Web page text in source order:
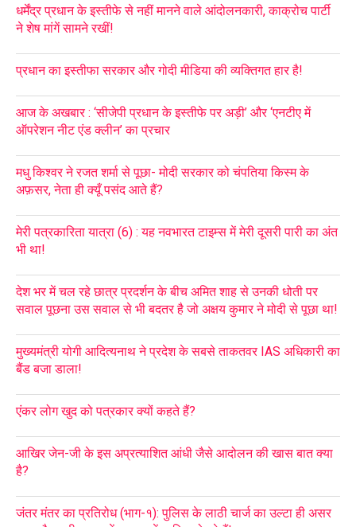
धर्मेंद्र प्रधान के इस्तीफे से नहीं मानने वाले आंदोलनकारी, काक्रोच पार्टी
ने शेष मांगें सामने रखीं!
प्रधान का इस्तीफा सरकार और गोदी मीडिया की व्यक्तिगत हार है!
आज के अखबार : ‘सीजेपी प्रधान के इस्तीफे पर अड़ी’ और ‘एनटीए में
ऑपरेशन नीट एंड क्लीन’ का प्रचार
मधु किश्वर ने रजत शर्मा से पूछा- मोदी सरकार को चंपतिया किस्म के
अफ़सर, नेता ही क्यूँ पसंद आते हैं?
मेरी पत्रकारिता यात्रा (6) : यह नवभारत टाइम्स में मेरी दूसरी पारी का अंत
भी था!
देश भर में चल रहे छात्र प्रदर्शन के बीच अमित शाह से उनकी धोती पर
सवाल पूछना उस सवाल से भी बदतर है जो अक्षय कुमार ने मोदी से पूछा था!
मुख्यमंत्री योगी आदित्यनाथ ने प्रदेश के सबसे ताकतवर IAS अधिकारी का
बैंड बजा डाला!
एंकर लोग खुद को पत्रकार क्यों कहते हैं?
आखिर जेन-जी के इस अप्रत्याशित आंधी जैसे आदोलन की खास बात क्या
है?
जंतर मंतर का प्रतिरोध (भाग-१): पुलिस के लाठी चार्ज का उल्टा ही असर